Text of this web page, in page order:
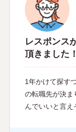
レスポンス
頂きました！
1年かけて探す
の転職先が決ま
んでいいと言え